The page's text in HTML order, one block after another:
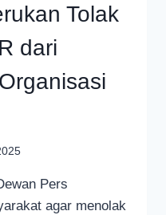
Tolak
dari
Pers
agar menolak